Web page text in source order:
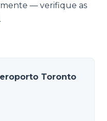
— verifique as
.
Toronto